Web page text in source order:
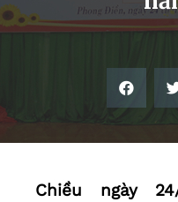
Chiều ngày